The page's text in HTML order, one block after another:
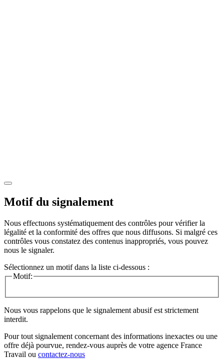
Motif du signalement
Nous effectuons systématiquement des contrôles pour vérifier la
légalité et la conformité des offres que nous diffusons. Si malgré ces
contrôles vous constatez des contenus inappropriés, vous pouvez
nous le signaler.
Sélectionnez un motif dans la liste ci-dessous :
Motif:
Nous vous rappelons que le signalement abusif est strictement
interdit.
Pour tout signalement concernant des informations inexactes ou une
offre déjà pourvue, rendez-vous auprès de votre agence France
Travail ou contactez-nous